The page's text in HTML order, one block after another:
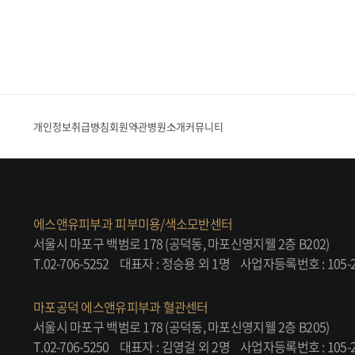
개인정보취급방침회원약관병원소개커뮤니티
에스앤유피부과 피부미용/색소모반센터
서울시 마포구 백범로 178 (공덕동, 마포신영지웰 2층 B202)
T.02-706-5252
대표자 : 정승용 외 1명 사업자등록번호 :
마포공덕 에스앤유피부과 혈관센터
서울시 마포구 백범로 178 (공덕동, 마포신영지웰 2층 B205)
T.02-706-5250
대표자 : 김영걸 외 2명 사업자등록번호 :